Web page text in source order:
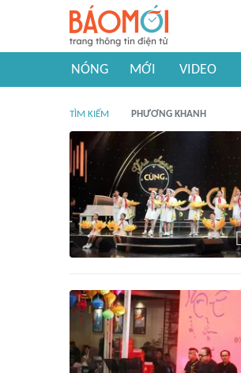
NÓNG MỚI VIDEO
TÌM KIẾM PHƯƠNG KHANH